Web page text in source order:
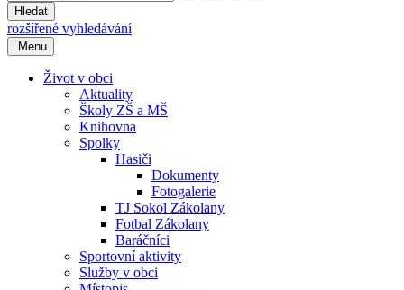
Hledat
rozšířené vyhledávání
Menu
Život v obci
Aktuality
Školy ZŠ a MŠ
Knihovna
Spolky
Hasiči
Dokumenty
Fotogalerie
TJ Sokol Zákolany
Fotbal Zákolany
Baráčníci
Sportovní aktivity
Služby v obci